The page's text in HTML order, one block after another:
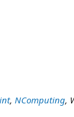
, NComputing,